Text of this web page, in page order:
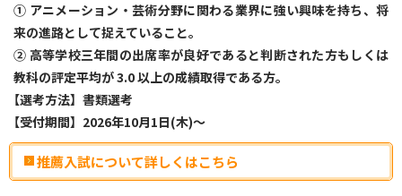
① アニメーション・芸術分野に関わる業界に強い興味を持ち、将
来の進路として捉えていること。
② 高等学校三年間の出席率が良好であると判断された方もしくは
教科の評定平均が 3.0 以上の成績取得である方。
【選考方法】書類選考
【受付期間】2026年10月1日(木)～
推薦入試について詳しくはこちら